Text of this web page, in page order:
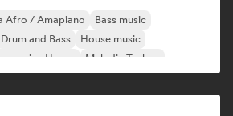
Afro / Amapiano
Bass music
Drum and Bass
House music
House
Melodic Techno